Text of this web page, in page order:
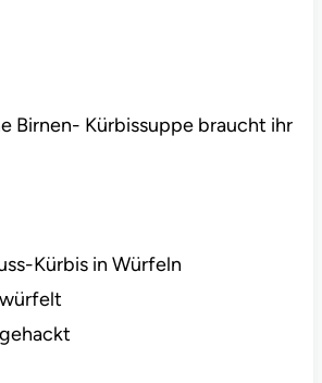
Birnen- Kürbissuppe braucht ihr
Kürbis in Würfeln